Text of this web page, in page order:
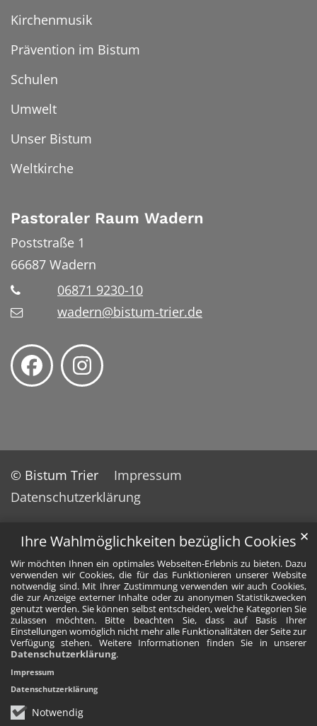
Ihre Wahlmöglichkeiten bezüglich Cookies
Wir möchten Ihnen ein optimales Webseiten-Erlebnis zu bieten. Dazu
verwenden wir Cookies, die für das Funktionieren unserer Website
notwendig sind. Mit Ihrer Zustimmung verwenden wir auch Cookies,
die zur Anzeige externer Inhalte oder zu anonymen Statistikzwecken
genutzt werden. Sie können selbst entscheiden, welche Kategorien Sie
zulassen möchten. Bitte beachten Sie, dass auf Basis Ihrer
Einstellungen womöglich nicht mehr alle Funktionalitäten der Seite zur
Verfügung stehen. Weitere Informationen finden Sie in unserer
Datenschutzerklärung.
Notwendig
✕
Impressum
Datenschutzerklärung
Kirchenmusik
Prävention im Bistum
Schulen
Umwelt
Unser Bistum
Weltkirche
Pastoraler Raum Wadern
Poststraße 1
66687 Wadern
06871 9230-10
wadern@bistum-trier.de
© Bistum Trier
Impressum
Datenschutzerklärung